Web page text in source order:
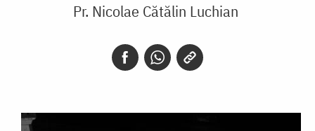
Pr. Nicolae Cătălin Luchian